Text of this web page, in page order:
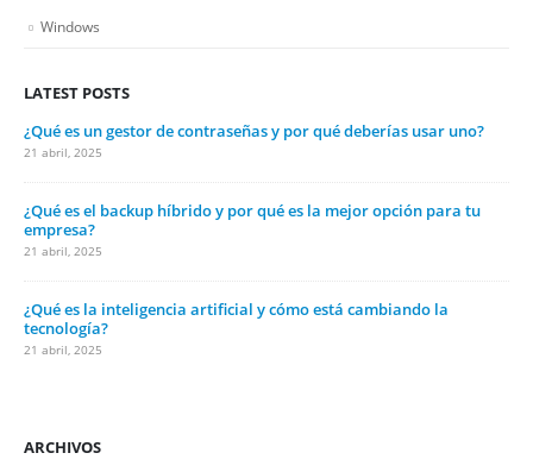
Windows
LATEST POSTS
¿Qué es un gestor de contraseñas y por qué deberías usar uno?
21 abril, 2025
¿Qué es el backup híbrido y por qué es la mejor opción para tu
empresa?
21 abril, 2025
¿Qué es la inteligencia artificial y cómo está cambiando la
tecnología?
21 abril, 2025
ARCHIVOS